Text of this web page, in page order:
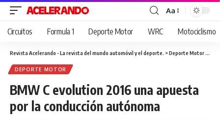
Cambiar
tamaño
fuente
Aa
Circuitos Formula 1 Deporte Motor WRC Motociclismo
Revista Acelerando - La revista del mundo automóvil y el deporte. >Deporte Motor
DEPORTE MOTOR
BMW C evolution 2016 una apuesta
por la conducción autónoma